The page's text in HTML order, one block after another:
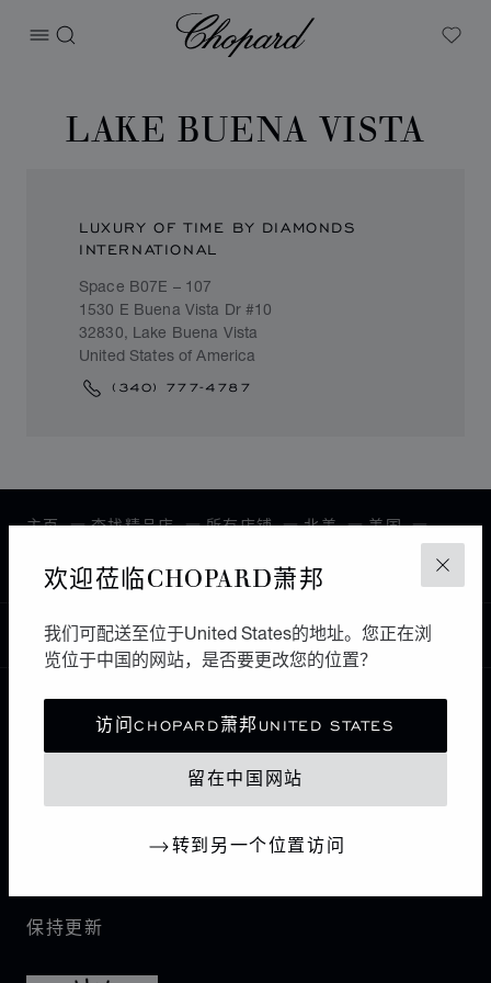
关闭
欢迎莅临CHOPARD萧邦
我们可配送至位于United States的地址。您正在浏
览位于中国的网站，是否要更改您的位置？
访问CHOPARD萧邦UNITED STATES
留在中国网站
转到另一个位置访问
打开菜单
搜索
Chopard
My
LAKE BUENA VISTA
LUXURY OF TIME BY DIAMONDS
INTERNATIONAL
Space B07E – 107
1530 E Buena Vista Dr #10
32830, Lake Buena Vista
United States of America
(340) 777-4787
主页 查找精品店 所有店铺 北美
美国
中国
本地化（更改国家/地区）
更改国家/地区
联系我们
保持更新